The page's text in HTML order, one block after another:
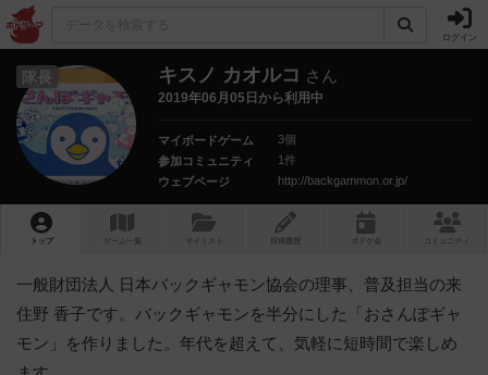
ログイン
隊長 キスノ カオルコ さん
2019年06月05日から利用中
マイボードゲーム
3個
参加コミュニティ
1件
ウェブページ
http://backgammon.or.jp/
トップ ゲーム一覧 マイリスト 投稿履歴 ボ ドゲ コミュニティ
一般財団法人 日本バックギャモン協会の理事、普及担当の来
住野 香子です。バックギャモンを半分にした「おさんぽギャ
モン」を作りました。年代を超えて、気軽に短時間で楽しめ